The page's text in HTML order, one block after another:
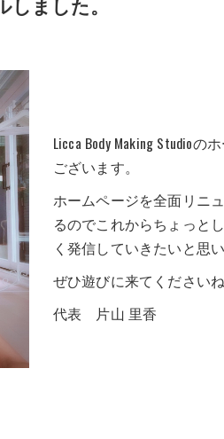
Licca Body Making Studio
ございます。
ホームページを全面リニ
るのでこれからちょっと
く発信していきたいと思い
ぜひ遊びに来てくださいね
代表 片山 里香